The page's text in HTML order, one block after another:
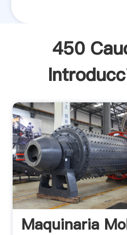
450
Maquinaria